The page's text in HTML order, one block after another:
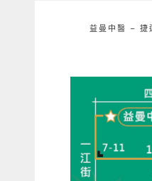
益曼中醫 – 捷